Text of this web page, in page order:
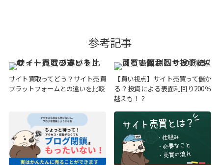
参考記事
サイト買取ってどう？サイト売買
プラットフォームとの違いを比較
【買い視点】サイト売買って儲か
る？投資による表面利回り200％
越えも！？